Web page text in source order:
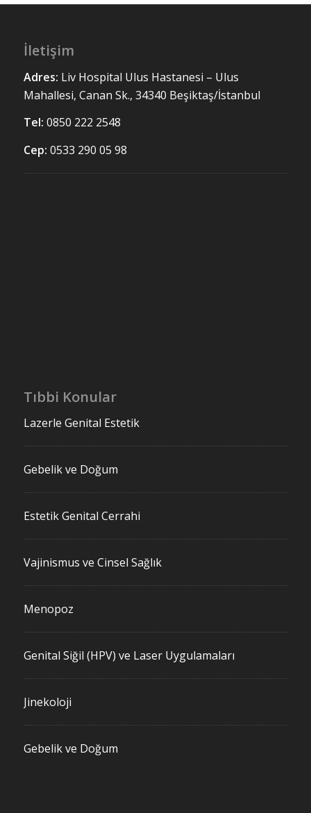
İletişim
Adres: Liv Hospital Ulus Hastanesi – Ulus
Mahallesi, Canan Sk., 34340 Beşiktaş/İstanbul
Tel: 0850 222 2548
Cep: 0533 290 05 98
Tıbbi Konular
Lazerle Genital Estetik
Gebelik ve Doğum
Estetik Genital Cerrahi
Vajinismus ve Cinsel Sağlık
Menopoz
Genital Siğil (HPV) ve Laser Uygulamaları
Jinekoloji
Gebelik ve Doğum